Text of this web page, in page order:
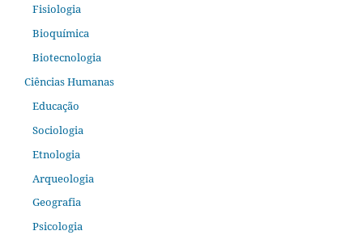
Fisiologia
Bioquímica
Biotecnologia
Ciências Humanas
Educação
Sociologia
Etnologia
Arqueologia
Geografia
Psicologia